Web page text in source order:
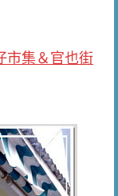
市集＆官也街